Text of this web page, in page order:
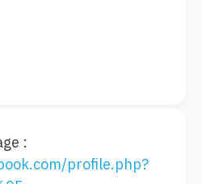
:
profile.php?